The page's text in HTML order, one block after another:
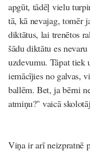
apgūt, tādēļ vielu
tā, kā nevajag, tomēr
diktātus, lai trenētos
šādu diktātu es
uzdevumu. Tāpattiek
iemācījies no galvas,
ballēm. Bet, ja bērni
atmiņu?" vaicā
Viņa ir arī neizpratnē